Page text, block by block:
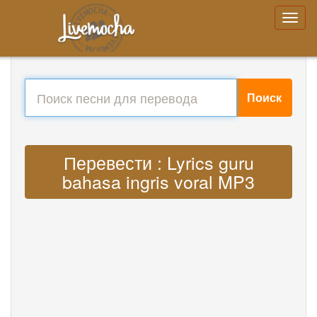
Поиск
Перевести : Lyrics guru
bahasa ingris voral MP3